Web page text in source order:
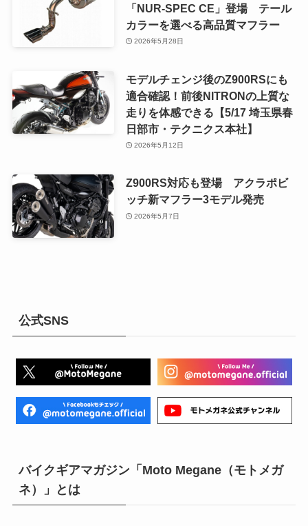
「NUR-SPEC CE」登場 テール
カラーを選べる高品質マフラー
2026年5月28日
モデルチェンジ後のZ900RSにも
適合確認！前後NITRONの上質な
走りを体感できる【5/17 埼玉県春
日部市・テクニクス本社】
2026年5月12日
Z900RS対応も登場 アクラポビ
ッチ新マフラー3モデル発売
2026年5月7日
公式SNS
バイクギアマガジン「Moto Megane（モトメガ
ネ）」とは